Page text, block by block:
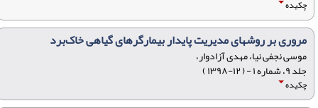
چکیده
مروری بر روشهای مدیریت پایدار بیمارگرهای گیاهی خاک‌برد
موسی نجفی نیا، مهدی آزادوار،
جلد ۹، شماره ۱ - ( ۱۲-۱۳۹۸ )
چکیده